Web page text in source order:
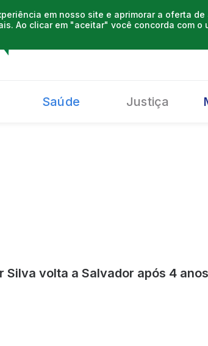
em nosso site e aprimorar a oferta
Ao clicar em "aceitar" você concorda com o
Saúde Justiça
volta a Salvador após 4 anos